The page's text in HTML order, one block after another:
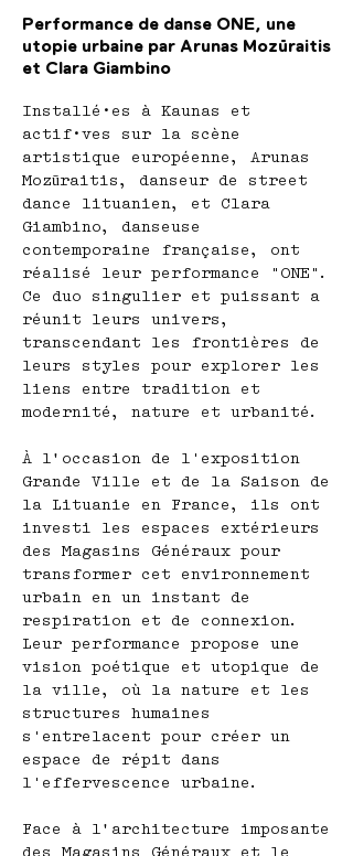
Performance de danse ONE, une
utopie urbaine par Arunas Mozūraitis
et Clara Giambino
Installé·es à Kaunas et
actif·ves sur la scène
artistique européenne, Arunas
Mozūraitis, danseur de street
dance lituanien, et Clara
Giambino, danseuse
contemporaine française, ont
réalisé leur performance "ONE".
Ce duo singulier et puissant a
réunit leurs univers,
transcendant les frontières de
leurs styles pour explorer les
liens entre tradition et
modernité, nature et urbanité.
À l’occasion de l'exposition
Grande Ville et de la Saison de
la Lituanie en France, ils ont
investi les espaces extérieurs
des Magasins Généraux pour
transformer cet environnement
urbain en un instant de
respiration et de connexion.
Leur performance propose une
vision poétique et utopique de
la ville, où la nature et les
structures humaines
s'entrelacent pour créer un
espace de répit dans
l'effervescence urbaine.
Face à l’architecture imposante